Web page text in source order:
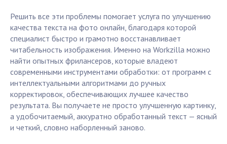
Решить все эти проблемы помогает услуга по улучшению
качества текста на фото онлайн, благодаря которой
специалист быстро и грамотно восстанавливает
читабельность изображения. Именно на Workzilla можно
найти опытных фрилансеров, которые владеют
современными инструментами обработки: от программ с
интеллектуальными алгоритмами до ручных
корректировок, обеспечивающих лучшее качество
результата. Вы получаете не просто улучшенную картинку,
а удобочитаемый, аккуратно обработанный текст — ясный
и четкий, словно наборленный заново.